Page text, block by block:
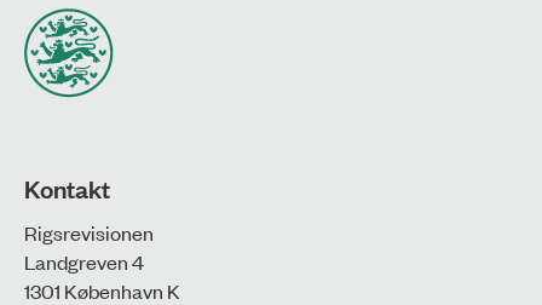
Kontakt
Rigsrevisionen
Landgreven 4
1301 København K